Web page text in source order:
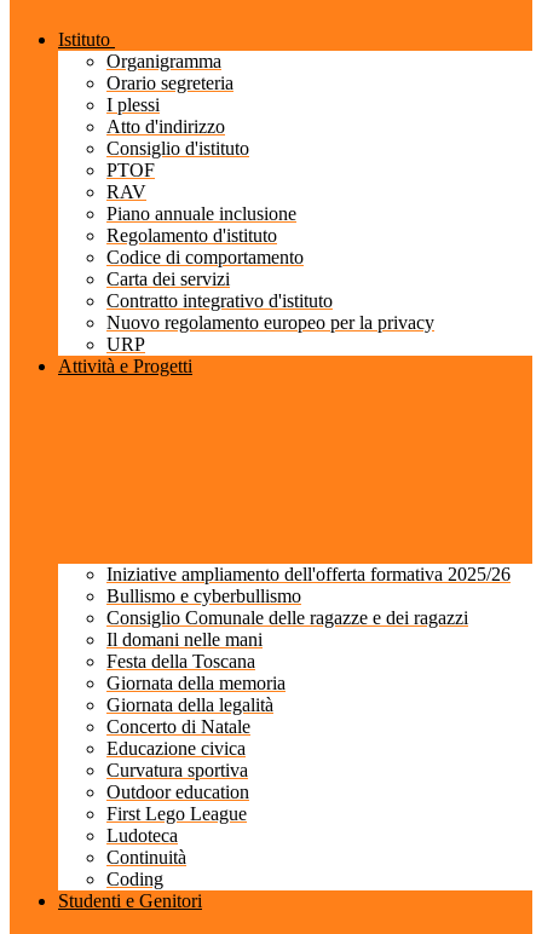
Istituto
Organigramma
Orario segreteria
I plessi
Atto d'indirizzo
Consiglio d'istituto
PTOF
RAV
Piano annuale inclusione
Regolamento d'istituto
Codice di comportamento
Carta dei servizi
Contratto integrativo d'istituto
Nuovo regolamento europeo per la privacy
URP
Attività e Progetti
Iniziative ampliamento dell'offerta formativa 2025/26
Bullismo e cyberbullismo
Consiglio Comunale delle ragazze e dei ragazzi
Il domani nelle mani
Festa della Toscana
Giornata della memoria
Giornata della legalità
Concerto di Natale
Educazione civica
Curvatura sportiva
Outdoor education
First Lego League
Ludoteca
Continuità
Coding
Studenti e Genitori